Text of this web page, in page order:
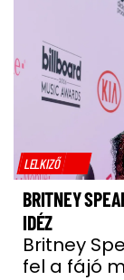
LELKIZŐ
BRITNEY
IDÉZ
Britney
fel a fájó